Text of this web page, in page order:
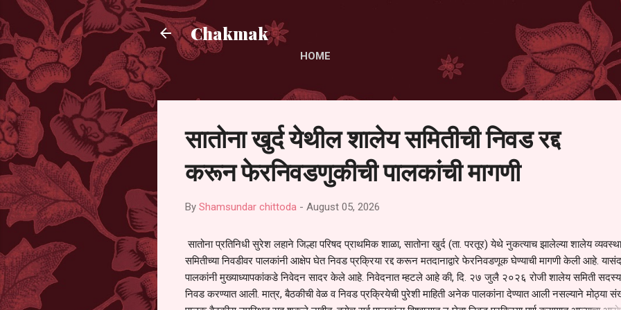
Chakmak
HOME
सातोना खुर्द येथील शालेय समितीची निवड रद्द
करून फेरनिवडणुकीची पालकांची मागणी
By Shamsundar chittoda - August 05, 2026
सातोना प्रतिनिधी सुरेश लहाने जिल्हा परिषद प्राथमिक शाळा, सातोना खुर्द (ता. परतूर) येथे नुकत्याच झालेल्या शालेय
समितीच्या निवडीवर पालकांनी आक्षेप घेत निवड प्रक्रिया रद्द करून मतदानाद्वारे फेरनिवडणूक घेण्याची मागणी केली आहे.
पालकांनी मुख्याध्यापकांकडे निवेदन सादर केले आहे. निवेदनात म्हटले आहे की, दि. २७ जुलै २०२६ रोजी शालेय समिती
निवड करण्यात आली. मात्र, बैठकीची वेळ व निवड प्रक्रियेची पुरेशी माहिती अनेक पालकांना देण्यात आली नसल्याने मोठ्या